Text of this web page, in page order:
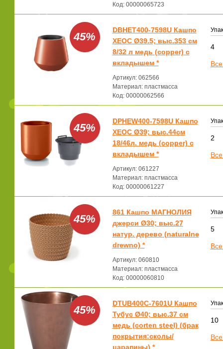
Код: 00000065723
45%
DBHET400-7598U Кашпо
ХЕОС Ø39.5; выс.353 см
8/32 л медь (copper) с
вкладышем *
Артикул: 062566
Материал: пластмасса
Код: 00000062566
4
45%
DPHEW400-7598U Кашпо
ХЕОС Ø39; выс.44см
18/46л. медь (copper) с
вкладышем *
Артикул: 061227
Материал: пластмасса
Код: 00000061227
2
45%
861 Кашпо МАГНОЛИЯ
джерси Ø30; выс.27
натур. дерево (naturalne
drewno) *
Артикул: 060810
Материал: пластмасса
Код: 00000060810
5
45%
DTUB400C-7601U Кашпо
Тубус Ø40; выс.37 см
медь (corten steel) (брак
покрытия:сколы/
царапины) *
10